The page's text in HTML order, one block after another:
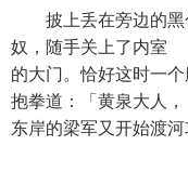
披上丢在旁边的黑
奴，随手关上了内室
的大门。恰好这时一
抱拳道：「黄泉大人，
东岸的梁军又开始渡河